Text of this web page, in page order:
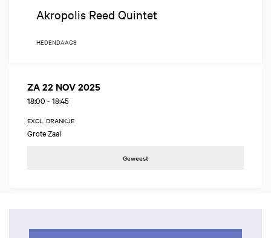
Akropolis Reed Quintet
HEDENDAAGS
ZA 22 NOV 2025
18:00 - 18:45
EXCL. DRANKJE
Grote Zaal
Geweest